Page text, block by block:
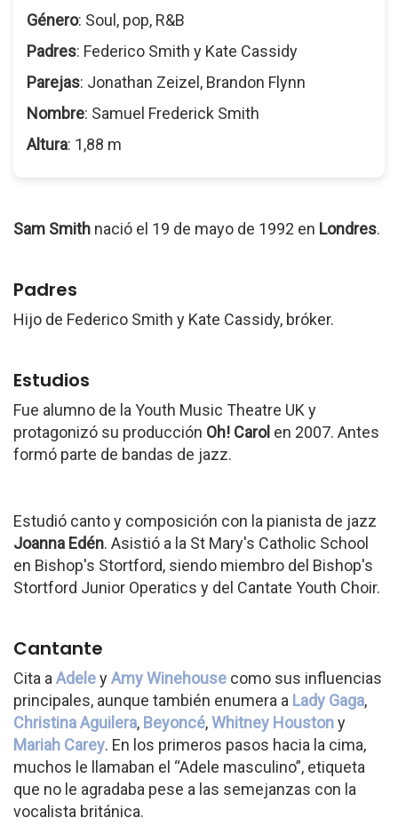
Género: Soul, pop, R&B
Padres: Federico Smith y Kate Cassidy
Parejas: Jonathan Zeizel, Brandon Flynn
Nombre: Samuel Frederick Smith
Altura: 1,88 m
Sam Smith nació el 19 de mayo de 1992 en Londres.
Padres
Hijo de Federico Smith y Kate Cassidy, bróker.
Estudios
Fue alumno de la Youth Music Theatre UK y
protagonizó su producción Oh! Carol en 2007. Antes
formó parte de bandas de jazz.
Estudió canto y composición con la pianista de jazz
Joanna Edén. Asistió a la St Mary's Catholic School
en Bishop's Stortford, siendo miembro del Bishop's
Stortford Junior Operatics y del Cantate Youth Choir.
Cantante
Cita a AdeleyAmy Winehouse como sus influencias
principales, aunque también enumera a Lady Gaga,
Christina Aguilera, Beyoncé,Whitney Houstony
Mariah Carey. En los primeros pasos hacia la cima,
muchos le llamaban el “Adele masculino”, etiqueta
que no le agradaba pese a las semejanzas con la
vocalista británica.